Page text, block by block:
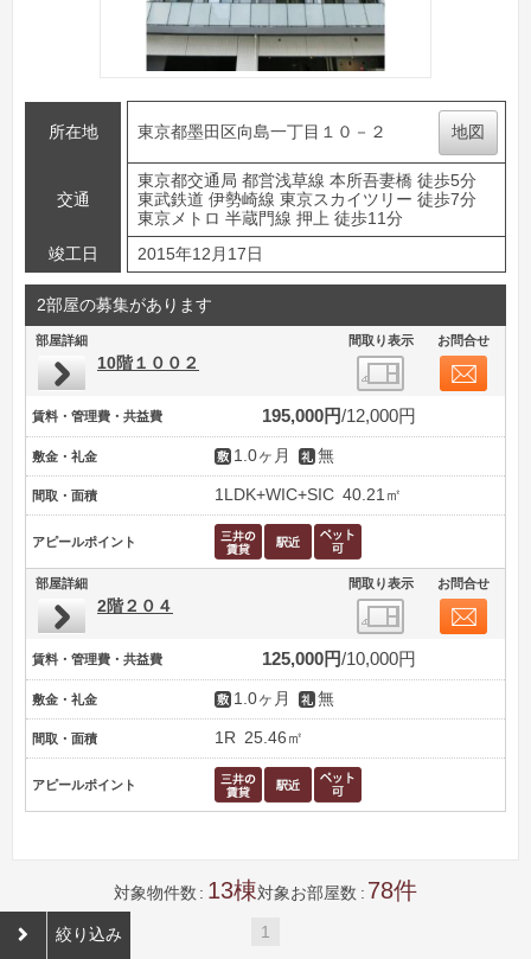
所在地 東京都墨田区向島一丁目１０－２ 地図
交通
東京都交通局 都営浅草線 本所吾妻橋 徒歩5分
東武鉄道 伊勢崎線 東京スカイツリー 徒歩7分
東京メトロ 半蔵門線 押上 徒歩11分
竣工日
2015年12月17日
2部屋の募集があります
部屋詳細 間取り表示 お問合せ
10階１００２
賃料・管理費・共益費 195,000円 12,000円
敷金・礼金 1.0ヶ月 無
間取・面積 1LDK+WIC+SIC 40.21㎡
アピールポイント
部屋詳細 間取り表示 お問合せ
2階２０４
賃料・管理費・共益費 125,000円 10,000円
敷金・礼金 1.0ヶ月 無
間取・面積 1R 25.46㎡
アピールポイント
対象物件数 13 対象お部屋数 78
1
絞り込み